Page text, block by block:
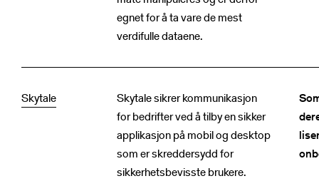
egnet for å ta vare de mest
verdifulle dataene.
Skytale
Skytale sikrer kommunikasjon
for bedrifter ved å tilby en sikker
applikasjon på mobil og desktop
som er skreddersydd for
sikkerhetsbevisste brukere.